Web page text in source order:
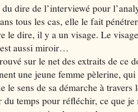
dire de l’interviewé pour
tous les cas, elle le fait
le dire, il y a un visage. Le
aussi miroir…
sur le net des extraits de ce
une jeune femme pèlerine,
le sens de sa démarche à travers
temps pour réfléchir, ce que je